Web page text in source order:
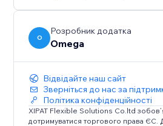
O
Розробник додатка
Omega
Відвідайте наш сайт
Зверніться до нас за
Політика конфіденційності
XIPAT Flexible Solutions Co.ltd
дотримуватися торгового права ЄС.